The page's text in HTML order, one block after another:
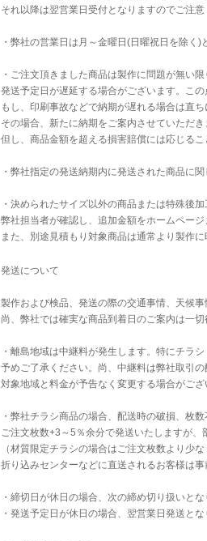
それ以降は翌営業日受付となりますのでご注意
・弊社の営業日は月～金曜日(日曜祝日を除く)
・ご注文頂きました商品は製作に問題が無い
発送予定日が遅延する場合がございます。こ
もし、印刷事故などで納期が遅れる場合は直
その場合、新たに納期をご案内させていただ
但し、商品金額を超える損害賠償には応じる
・弊社指定の発送納期内に発送された商品に
・決められたサイズ以外の商品または特殊後
弊社担当者が確認し、追加金額をホームペー
また、別途見積もり対象商品は通常より製作
発送について
製作および検品、発送の際の交通事情、天候
尚、弊社では確実な商品到着日のご案内は一
・離島地域は中継料が発生します。特にチラ
予めご了承ください。尚、中継料は弊社取引
対象地域と料金が予告なく変更する場合がござ
・弊社チラシ商品の場合、配送時の破損、枚
ご注文枚数+3～5％余分で発送いたしますが、
（材質限定チラシの場合はご注文枚数より少
折り込みセンターなどに直送されるお客様は
・締切日が休日の場合、次の締め切り扱いと
・発送予定日が休日の場合、翌営業日発送と